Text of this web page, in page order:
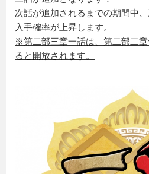
次話が追加されるまでの期間中
入手確率が上昇します。
※第二部三章一話は、第二部二
ると開放されます。